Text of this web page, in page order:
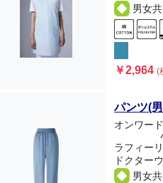
男女
￥2,964(
パンツ(
オンワード
ラフィー
ドクター
男女